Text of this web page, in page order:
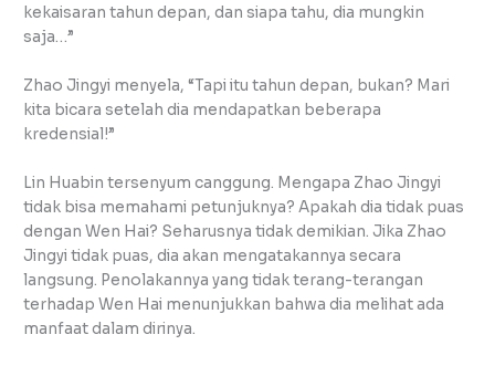
kekaisaran tahun depan, dan siapa tahu, dia mungkin
saja…”
Zhao Jingyi menyela, “Tapi itu tahun depan, bukan? Mari
kita bicara setelah dia mendapatkan beberapa
kredensial!”
Lin Huabin tersenyum canggung. Mengapa Zhao Jingyi
tidak bisa memahami petunjuknya? Apakah dia tidak puas
dengan Wen Hai? Seharusnya tidak demikian. Jika Zhao
Jingyi tidak puas, dia akan mengatakannya secara
langsung. Penolakannya yang tidak terang-terangan
terhadap Wen Hai menunjukkan bahwa dia melihat ada
manfaat dalam dirinya.